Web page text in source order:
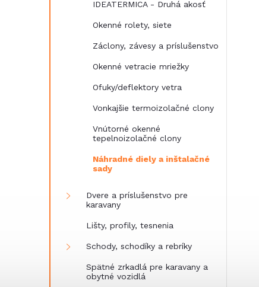
IDEATERMICA - Druhá akosť
Okenné rolety, siete
Záclony, závesy a príslušenstvo
Okenné vetracie mriežky
Ofuky/deflektory vetra
Vonkajšie termoizolačné clony
Vnútorné okenné
tepelnoizolačné clony
Náhradné diely a inštalačné
sady
Dvere a príslušenstvo pre
karavany
Lišty, profily, tesnenia
Schody, schodíky a rebríky
Spätné zrkadlá pre karavany a
obytné vozidlá